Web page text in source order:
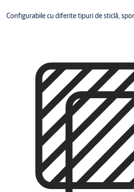
Configurabile cu diferite tipuri de sticlă,